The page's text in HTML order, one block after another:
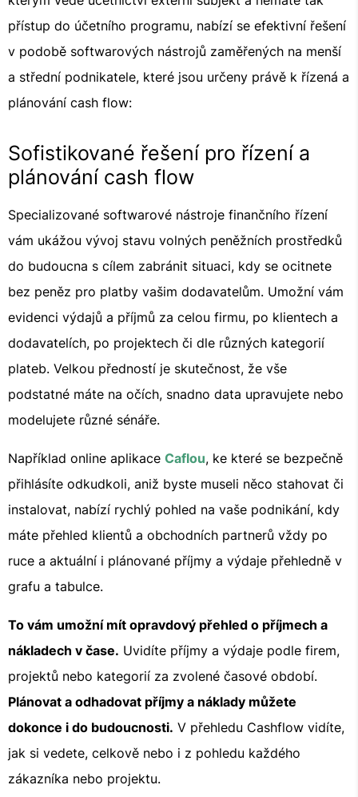
přístup do účetního programu, nabízí se efektivní řešení
v podobě softwarových nástrojů zaměřených na menší
a střední podnikatele, které jsou určeny právě k řízená a
plánování cash flow:
Sofistikované řešení pro řízení a
plánování cash flow
Specializované softwarové nástroje finančního řízení
vám ukážou vývoj stavu volných peněžních prostředků
do budoucna s cílem zabránit situaci, kdy se ocitnete
bez peněz pro platby vašim dodavatelům. Umožní vám
evidenci výdajů a příjmů za celou firmu, po klientech a
dodavatelích, po projektech či dle různých kategorií
plateb. Velkou předností je skutečnost, že vše
podstatné máte na očích, snadno data upravujete nebo
modelujete různé sénáře.
Například online aplikace Caflou, ke které se bezpečně
přihlásíte odkudkoli, aniž byste museli něco stahovat či
instalovat, nabízí rychlý pohled na vaše podnikání, kdy
máte přehled klientů a obchodních partnerů vždy po
ruce a aktuální i plánované příjmy a výdaje přehledně v
grafu a tabulce.
To vám umožní mít opravdový přehled o příjmech a
nákladech v čase. Uvidíte příjmy a výdaje podle firem,
projektů nebo kategorií za zvolené časové období.
Plánovat a odhadovat příjmy a náklady můžete
dokonce i do budoucnosti. V přehledu Cashflow vidíte,
jak si vedete, celkově nebo i z pohledu každého
zákazníka nebo projektu.